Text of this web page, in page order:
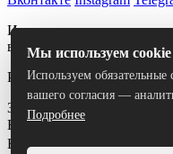
Использование
владельца.
Разработка сайта
Заказать звонок
Ваше имя*
Ваш номер телефона*
Мы используем cookie
Используем обязательные
вашего согласия —
Подробнее